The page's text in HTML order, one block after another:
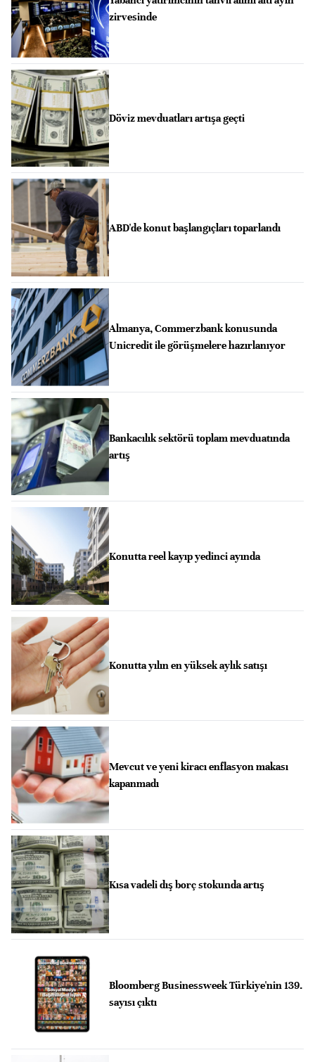
zirvesinde
Döviz mevduatları artışa geçti
ABD'de konut başlangıçları toparlandı
Almanya, Commerzbank konusunda
Unicredit ile görüşmelere hazırlanıyor
Bankacılık sektörü toplam mevduatında
artış
Konutta reel kayıp yedinci ayında
Konutta yılın en yüksek aylık satışı
Mevcut ve yeni kiracı enflasyon makası
kapanmadı
Kısa vadeli dış borç stokunda artış
Bloomberg Businessweek Türkiye'nin 139.
sayısı çıktı